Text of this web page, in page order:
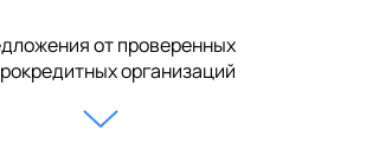
от проверенных
организаций